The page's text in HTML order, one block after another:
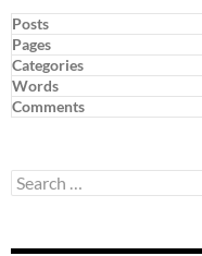
Posts
Pages
Categories
Words
Comments
Search
for: